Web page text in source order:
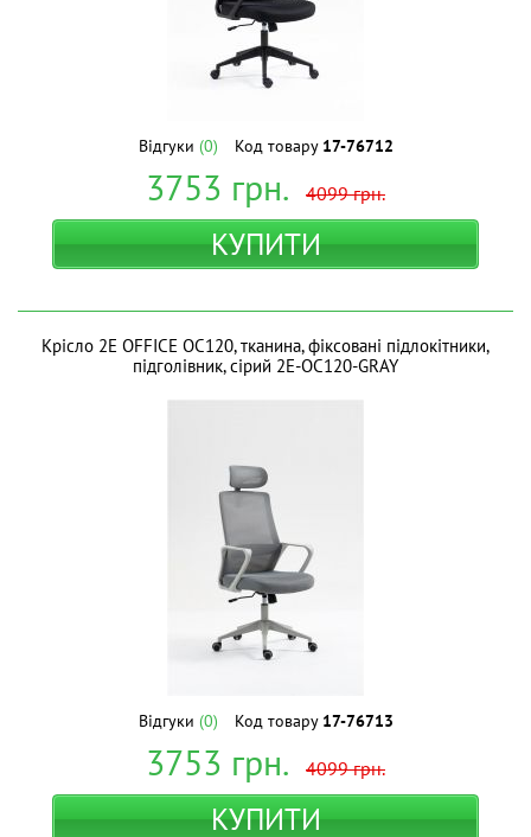
Відгуки (0) Код товару 17-76712
3753 грн. 4099грн.
КУПИТИ
Крісло 2E OFFICE OC120, тканина, фіксовані підлокітники,
підголівник, сірий 2E-OC120-GRAY
Відгуки (0) Код товару 17-76713
3753 грн. 4099грн.
КУПИТИ